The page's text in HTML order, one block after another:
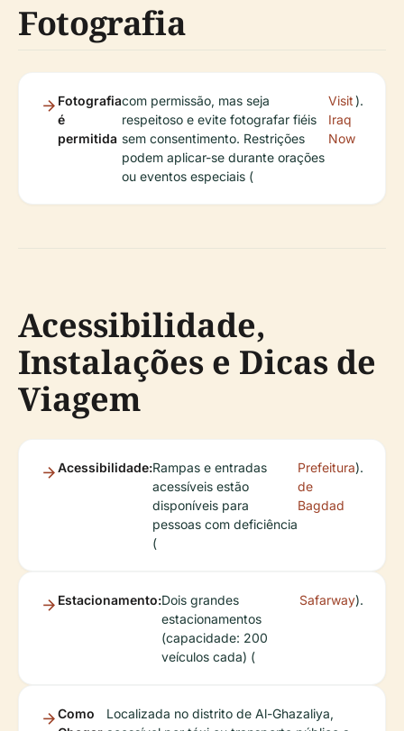
Fotografia
Fotografia
é
permitida
com permissão, mas seja
respeitoso e evite fotografar fiéis
sem consentimento. Restrições
podem aplicar-se durante orações
ou eventos especiais (
Visit
Iraq
Now
).
Acessibilidade,
Instalações e Dicas de
Viagem
Acessibilidade:Rampas e entradas
acessíveis estão
disponíveis para
pessoas com deficiência
(
Prefeitura
de
Bagdad
).
Estacionamento:Dois grandes
estacionamentos
(capacidade: 200
veículos cada) (
Safarway).
Como
Localizada no distrito de Al-Ghazaliya,